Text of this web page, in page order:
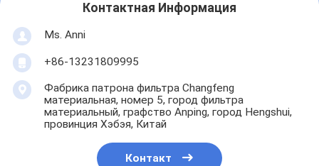
Контактная Информация
Ms. Anni
+86-13231809995
Фабрика патрона фильтра Changfeng
материальная, номер 5, город фильтра
материальный, графство Anping, город Hengshui,
провинция Хэбэя, Китай
Контакт